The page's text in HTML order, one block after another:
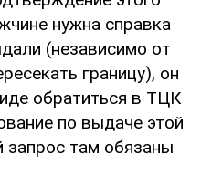
нужна справка
(независимо от
границу), он
обратиться в ТЦК
по выдаче этой
запрос там обязаны